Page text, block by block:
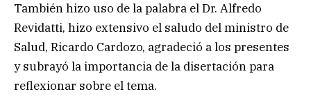
También hizo uso de la palabra el Dr. Alfredo
Revidatti, hizo extensivo el saludo del ministro de
Salud, Ricardo Cardozo, agradeció a los presentes
y subrayó la importancia de la disertación para
reflexionar sobre el tema.